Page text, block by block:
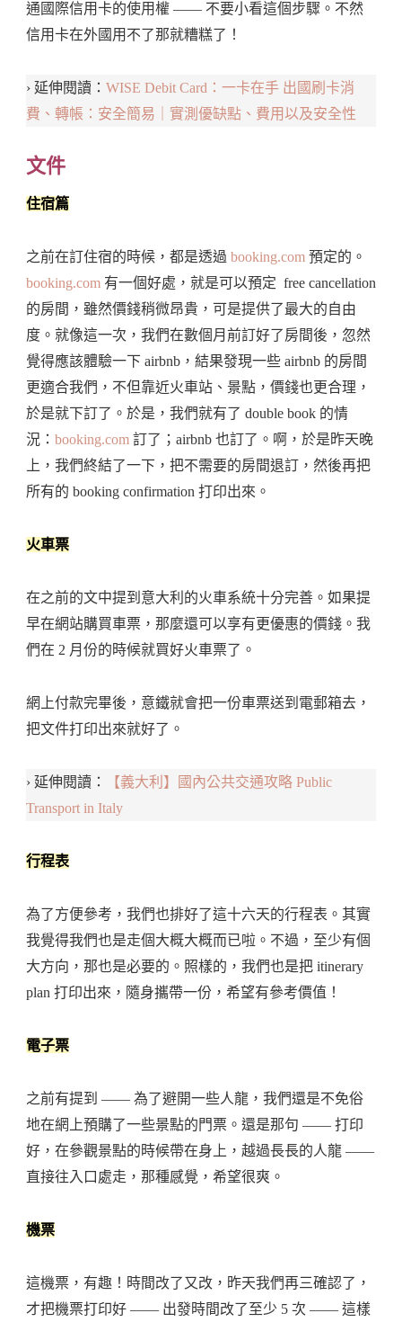
通國際信用卡的使用權 —— 不要小看這個步驟。不然
信用卡在外國用不了那就糟糕了！
› 延伸閱讀： WISE Debit Card：一卡在手 出國刷卡消
費、轉帳：安全簡易｜實測優缺點、費用以及安全性
文件
住宿篇
之前在訂住宿的時候，都是透過 booking.com 預定的。
booking.com 有一個好處，就是可以預定 free cancellation
的房間，雖然價錢稍微昂貴，可是提供了最大的自由
度。就像這一次，我們在數個月前訂好了房間後，忽然
覺得應該體驗一下 airbnb，結果發現一些 airbnb 的房間
更適合我們，不但靠近火車站、景點，價錢也更合理，
於是就下訂了。於是，我們就有了 double book 的情
況： booking.com 訂了；airbnb 也訂了。啊，於是昨天晚
上，我們終結了一下，把不需要的房間退訂，然後再把
所有的 booking confirmation 打印出來。
火車票
在之前的文中提到意大利的火車系統十分完善。如果提
早在網站購買車票，那麼還可以享有更優惠的價錢。我
們在 2 月份的時候就買好火車票了。
網上付款完畢後，意鐵就會把一份車票送到電郵箱去，
把文件打印出來就好了。
› 延伸閱讀：
【義大利】國內公共交通攻略 Public
Transport in Italy
行程表
為了方便參考，我們也排好了這十六天的行程表。其實
我覺得我們也是走個大概大概而已啦。不過，至少有個
大方向，那也是必要的。照樣的，我們也是把 itinerary
plan 打印出來，隨身攜帶一份，希望有參考價值！
電子票
之前有提到 —— 為了避開一些人龍，我們還是不免俗
地在網上預購了一些景點的門票。還是那句 —— 打印
好，在參觀景點的時候帶在身上，越過長長的人龍 ——
直接往入口處走，那種感覺，希望很爽。
機票
這機票，有趣！時間改了又改，昨天我們再三確認了，
才把機票打印好 —— 出發時間改了至少 5 次 —— 這樣